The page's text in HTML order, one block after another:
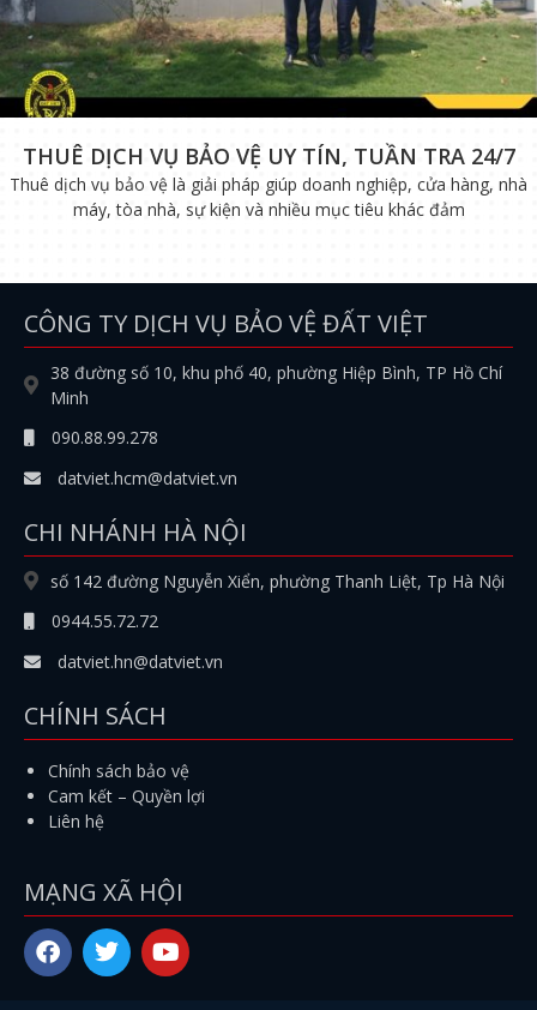
THUÊ DỊCH VỤ BẢO VỆ UY TÍN, TUẦN TRA 24/7
Thuê dịch vụ bảo vệ là giải pháp giúp doanh nghiệp, cửa hàng, nhà
máy, tòa nhà, sự kiện và nhiều mục tiêu khác đảm
CÔNG TY DỊCH VỤ BẢO VỆ ĐẤT VIỆT
38 đường số 10, khu phố 40, phường Hiệp Bình, TP Hồ Chí
Minh
090.88.99.278
datviet.hcm@datviet.vn
CHI NHÁNH HÀ NỘI
số 142 đường Nguyễn Xiển, phường Thanh Liệt, Tp Hà Nội
0944.55.72.72
datviet.hn@datviet.vn
CHÍNH SÁCH
Chính sách bảo vệ
Cam kết – Quyền lợi
Liên hệ
MẠNG XÃ HỘI